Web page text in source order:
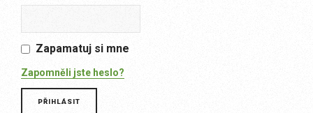
Zapamatuj si mne
Zapomněli jste heslo?